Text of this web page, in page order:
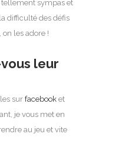
tellement sympas et
difficulté des défis
on les adore !
leur
sur facebook et
je vous met en
au jeu et vite